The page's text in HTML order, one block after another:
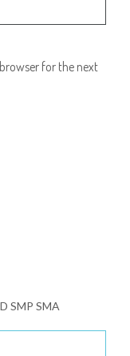
for the next
SMP SMA